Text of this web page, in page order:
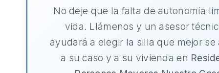
No deje que la falta de autonomía
vida. Llámenos y un asesor
ayudará a elegir la silla que mejor se
a su caso y a su vivienda en